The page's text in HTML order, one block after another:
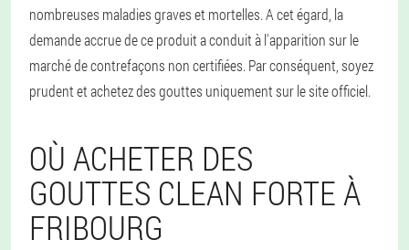
nombreuses maladies graves et mortelles. A cet égard, la
demande accrue de ce produit a conduit à l'apparition sur le
marché de contrefaçons non certifiées. Par conséquent, soyez
prudent et achetez des gouttes uniquement sur le site officiel.
OÙ ACHETER DES
GOUTTES CLEAN FORTE À
FRIBOURG